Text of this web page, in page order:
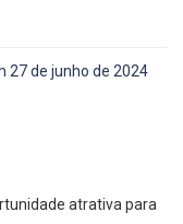
27 de junho de 2024
atrativa para